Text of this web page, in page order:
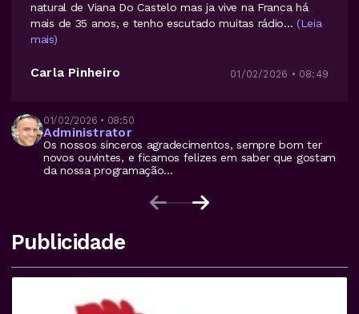
Carla Pinheiro 01/02/2026 • 08:49
natural de Viana Do Castelo mas ja vive na Franca há
mais de 35 anos, e tenho escutado muitas rádio...(Leia
mais)
Administrator
01/02/2026 • 08:50
Os nossos sinceros agradecimentos, sempre bom ter
novos ouvintes, e ficamos felizes em saber que gostam
da nossa programação...
Publicidade